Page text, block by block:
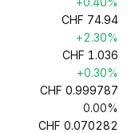
CHF 74.94
+2.30%
CHF 1.036
+0.30%
CHF 0.999787
0.00%
CHF 0.070282